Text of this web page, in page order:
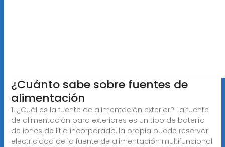
¿Cuánto sabe sobre fuentes de
alimentación
1. ¿Cuál es la fuente de alimentación exterior? La fuente
de alimentación para exteriores es un tipo de batería
de iones de litio incorporada, la propia puede reservar
electricidad de la fuente de alimentación multifuncional